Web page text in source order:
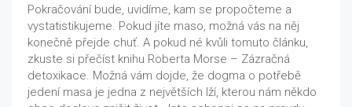
Pokračování bude, uvidíme, kam se propočteme a
vystatistikujeme. Pokud jíte maso, možná vás na něj
konečně přejde chuť. A pokud né kvůli tomuto článku,
zkuste si přečíst knihu Roberta Morse – Zázračná
detoxikace. Možná vám dojde, že dogma o potřebě
jedení masa je jedna z největších lží, kterou nám někdo